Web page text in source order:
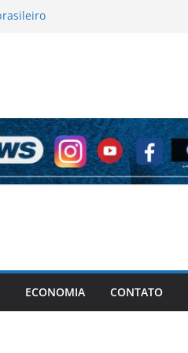
idoso
ECONOMIA CONTATO